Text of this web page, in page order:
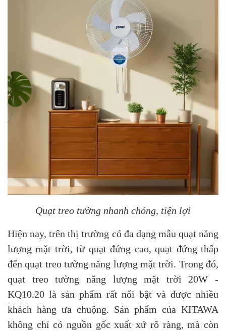
Quạt treo tường nhanh chóng, tiện lợi
Hiện nay, trên thị trường có đa dạng mẫu quạt năng
lượng mặt trời, từ quạt đứng cao, quạt đứng thấp
đến quạt treo tường năng lượng mặt trời. Trong đó,
quạt treo tường năng lượng mặt trời 20W -
KQ10.20 là sản phẩm rất nổi bật và được nhiều
khách hàng ưa chuộng. Sản phẩm của KITAWA
không chỉ có nguồn gốc xuất xứ rõ ràng, mà còn